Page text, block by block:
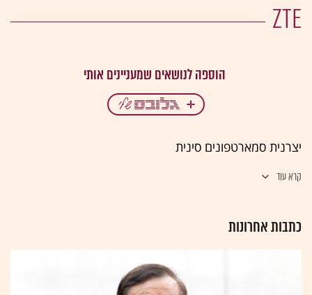
ZTE
יצרנית סמארטפונים סינית
קרא עוד
כתבות אחרונות